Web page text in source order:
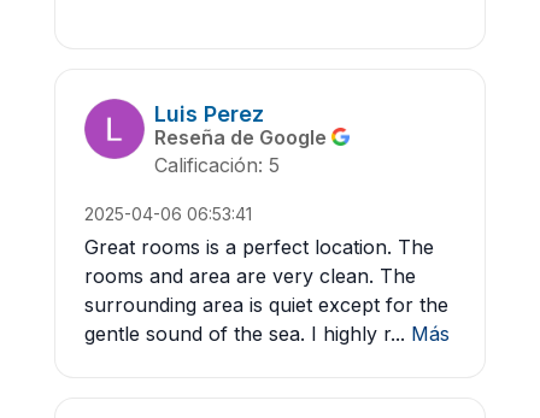
Luis Perez
Reseña de Google
Calificación: 5
2025-04-06 06:53:41
Great rooms is a perfect location. The
rooms and area are very clean. The
surrounding area is quiet except for the
gentle sound of the sea. I highly r... Más